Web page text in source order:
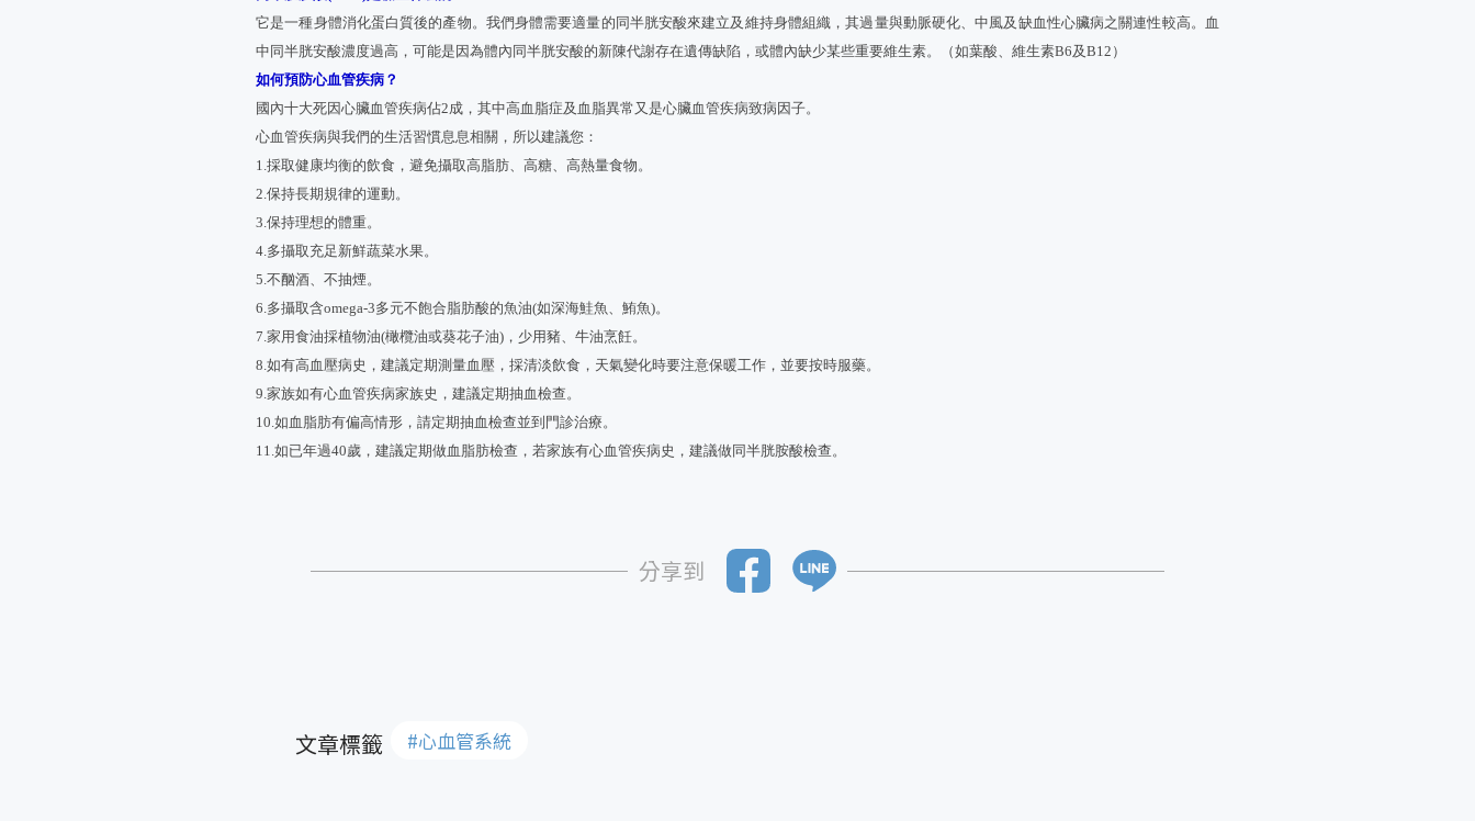
它是一種身體消化蛋白質後的產物。我們身體需要適量的同半胱安酸來建立及維持身體組織，其過量與動脈硬化、中風及缺血性心臟病之關連性較高。血
中同半胱安酸濃度過高，可能是因為體內同半胱安酸的新陳代謝存在遺傳缺陷，或體內缺少某些重要維生素。（如葉酸、維生素B6及B12）
如何預防心血管疾病？
國內十大死因心臟血管疾病佔2成，其中高血脂症及血脂異常又是心臟血管疾病致病因子。
心血管疾病與我們的生活習慣息息相關，所以建議您：
1.採取健康均衡的飲食，避免攝取高脂肪、高糖、高熱量食物。
2.保持長期規律的運動。
3.保持理想的體重。
4.多攝取充足新鮮蔬菜水果。
5.不酗酒、不抽煙。
6.多攝取含omega-3多元不飽合脂肪酸的魚油(如深海鮭魚、鮪魚)。
7.家用食油採植物油(橄欖油或葵花子油)，少用豬、牛油烹飪。
8.如有高血壓病史，建議定期測量血壓，採清淡飲食，天氣變化時要注意保暖工作，並要按時服藥。
9.家族如有心血管疾病家族史，建議定期抽血檢查。
10.如血脂肪有偏高情形，請定期抽血檢查並到門診治療。
11.如已年過40歲，建議定期做血脂肪檢查，若家族有心血管疾病史，建議做同半胱胺酸檢查。
分享到
#心血管系統